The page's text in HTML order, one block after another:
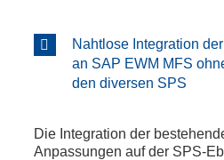
Nahtlose Integration
an SAP EWM MFS
den diversen SPS
Die Integration der
Anpassungen auf der SPS-